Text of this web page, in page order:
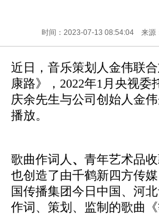
时间：2023-07-13 08:54:04 来源
近日，音乐策划人金伟联
康路》，2022年1月央视委
庆余先生与公司创始人金
播放。
歌曲作词人 、 青年艺术品
也创造了由千鹤新四方传
国传播集团今日中国、河
作词、策划、监制的歌曲